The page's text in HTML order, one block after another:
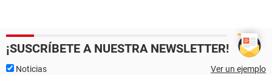
¡SUSCRÍBETE A NUESTRA NEWSLETTER!
Noticias Ver un ejemplo